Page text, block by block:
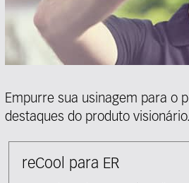
Empurre sua usinagem para o
destaques do produto visionário.
reCool para ER